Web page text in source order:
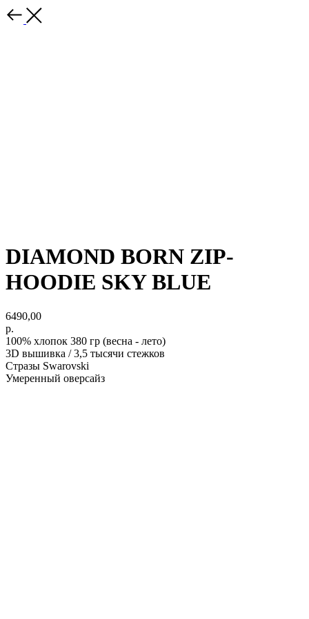
DIAMOND BORN ZIP-
HOODIE SKY BLUE
6490,00
р.
100% хлопок 380 гр (весна - лето)
3D вышивка / 3,5 тысячи стежков
Стразы Swarovski
Умеренный оверсайз